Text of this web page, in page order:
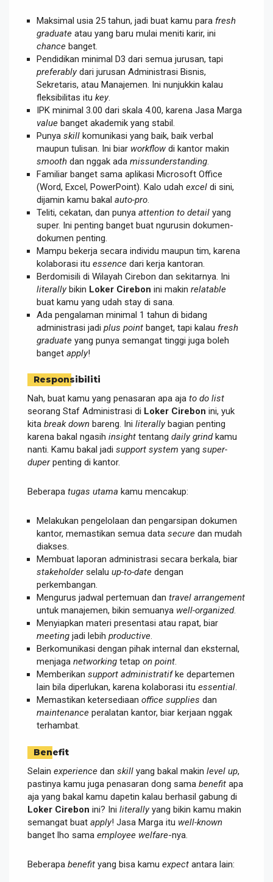
Maksimal usia 25 tahun, jadi buat kamu para fresh
graduate atau yang baru mulai meniti karir, ini
chance banget.
Pendidikan minimal D3 dari semua jurusan, tapi
preferablydari jurusan Administrasi Bisnis,
Sekretaris, atau Manajemen. Ini nunjukkin kalau
fleksibilitas itu key.
IPK minimal 3.00 dari skala 4.00, karena Jasa Marga
value banget akademik yang stabil.
Punya skill komunikasi yang baik, baik verbal
maupun tulisan. Ini biar workflow di kantor makin
smooth dan nggak ada missunderstanding
Familiar banget sama aplikasi Microsoft Office
(Word, Excel, PowerPoint). Kalo udah excel di sini,
dijamin kamu bakal auto-pro
Teliti, cekatan, dan punya attention to detail yang
super. Ini penting banget buat ngurusin dokumen-
dokumen penting.
Mampu bekerja secara individu maupun tim, karena
kolaborasi itu essence dari kerja kantoran.
Berdomisili di Wilayah Cirebon dan sekitarnya. Ini
literallybikin Loker Cirebon ini makin relatable
buat kamu yang udah stay di sana.
Ada pengalaman minimal 1 tahun di bidang
administrasi jadi plus point banget, tapi kalau fresh
graduate yang punya semangat tinggi juga boleh
banget apply!
Responsibiliti
Nah, buat kamu yang penasaran apa aja to do list
seorang Staf Administrasi di Loker Cirebon ini, yuk
kita break down bareng. Ini literallybagian penting
karena bakal ngasih insight tentang daily grindkamu
nanti. Kamu bakal jadi support system yang super-
duperpenting di kantor.
Beberapa tugas utama kamu mencakup:
Melakukan pengelolaan dan pengarsipan dokumen
kantor, memastikan semua data secure dan mudah
diakses.
Membuat laporan administrasi secara berkala, biar
stakeholderselalu up-to-date dengan
perkembangan.
Mengurus jadwal pertemuan dan travel arrangement
untuk manajemen, bikin semuanya well-organized.
Menyiapkan materi presentasi atau rapat, biar
meeting jadi lebih productive.
Berkomunikasi dengan pihak internal dan eksternal,
menjaga networking tetap on point.
Memberikan support administratifke departemen
lain bila diperlukan, karena kolaborasi itu essential.
Memastikan ketersediaan office supplies dan
maintenance peralatan kantor, biar kerjaan nggak
terhambat.
Benefit
Selain experience dan skill yang bakal makin level up,
pastinya kamu juga penasaran dong sama benefit apa
aja yang bakal kamu dapetin kalau berhasil gabung di
Loker Cirebon ini? Ini literallyyang bikin kamu makin
semangat buat apply! Jasa Marga itu well-known
banget lho sama employee welfare-nya.
Beberapa benefit yang bisa kamu expect antara lain: